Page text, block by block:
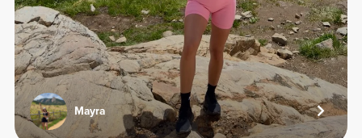
Mayra